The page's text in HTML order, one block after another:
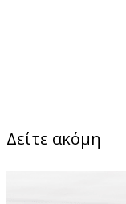
Δείτε ακόμη